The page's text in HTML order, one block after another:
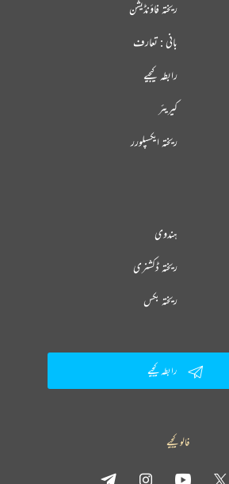
ریختہ فاؤنڈیشن
بانی : تعارف
رابطہ کیجیے
کیریئر
ریختہ ایکسپلورر
ہندوی
ریختہ ڈکشنری
ریختہ بکس
رابطہ کیجیے
فالو کیجیے